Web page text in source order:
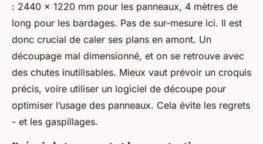
: 2440 x 1220 mm pour les panneaux, 4 mètres de
long pour les bardages. Pas de sur-mesure ici. Il est
donc crucial de caler ses plans en amont. Un
découpage mal dimensionné, et on se retrouve avec
des chutes inutilisables. Mieux vaut prévoir un croquis
précis, voire utiliser un logiciel de découpe pour
optimiser l’usage des panneaux. Cela évite les regrets
- et les gaspillages.